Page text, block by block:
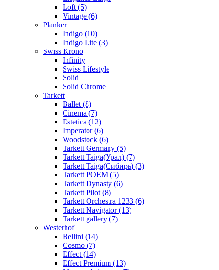
Loft (5)
Vintage (6)
Planker
Indigo (10)
Indigo Lite (3)
Swiss Krono
Infinity
Swiss Lifestyle
Solid
Solid Chrome
Tarkett
Ballet (8)
Cinema (7)
Estetica (12)
Imperator (6)
Woodstock (6)
Tarkett Germany (5)
Tarkett Taiga(Урал) (7)
Tarkett Taiga(Сибирь) (3)
Tarkett POEM (5)
Tarkett Dynasty (6)
Tarkett Pilot (8)
Tarkett Orchestra 1233 (6)
Tarkett Navigator (13)
Tarkett gallery (7)
Westerhof
Bellini (14)
Cosmo (7)
Effect (14)
Effect Premium (13)